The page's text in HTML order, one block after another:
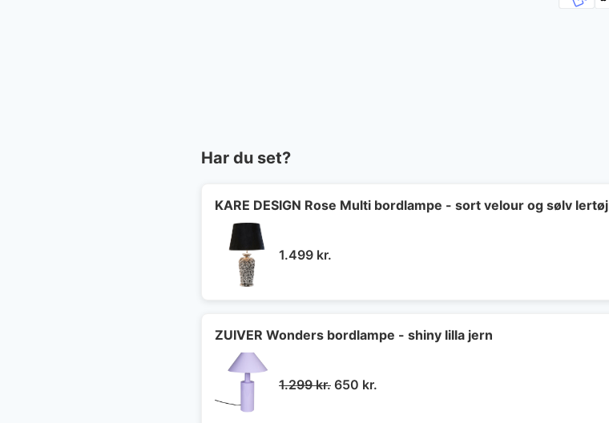
Har du set?
KARE DESIGN Rose Multi bordlampe - sort velour og sølv lertøj
1.499 kr.
ZUIVER Wonders bordlampe - shiny lilla jern
1.299kr. Den
650 kr.